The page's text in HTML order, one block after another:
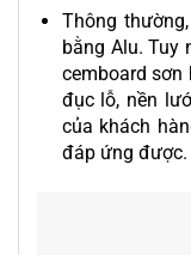
Thông
bằng Alu. Tuy
cemboard sơn
đục lỗ, nền
của khách
đáp ứng được.